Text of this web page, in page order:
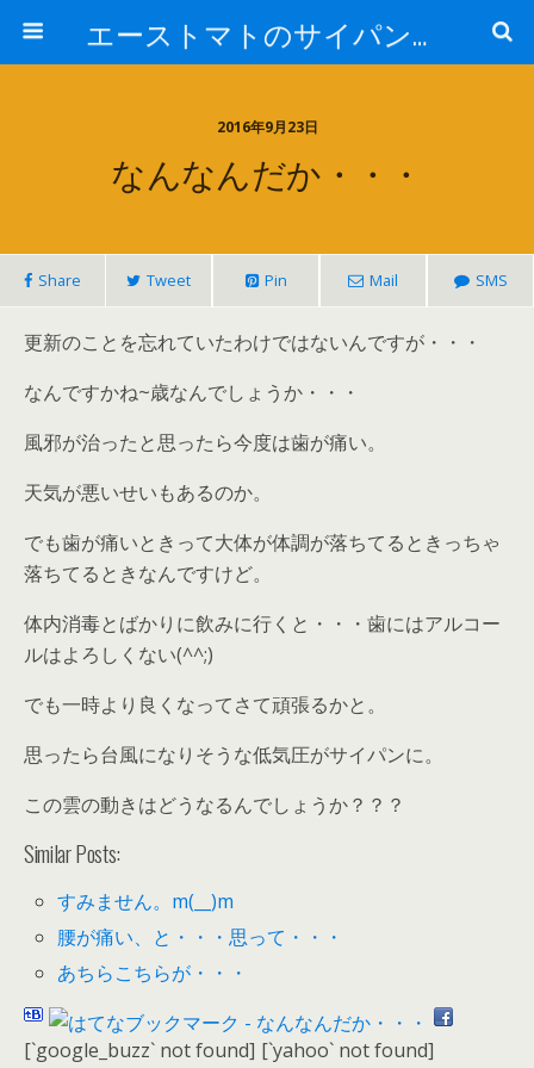
エーストマトのサイパンダイビング日記
2016年9月23日
なんなんだか・・・
Share Tweet Pin Mail SMS
更新のことを忘れていたわけではないんですが・・・
なんですかね~歳なんでしょうか・・・
風邪が治ったと思ったら今度は歯が痛い。
天気が悪いせいもあるのか。
でも歯が痛いときって大体が体調が落ちてるときっちゃ
落ちてるときなんですけど。
体内消毒とばかりに飲みに行くと・・・歯にはアルコー
ルはよろしくない(^^;)
でも一時より良くなってさて頑張るかと。
思ったら台風になりそうな低気圧がサイパンに。
この雲の動きはどうなるんでしょうか？？？
Similar Posts:
すみません。m(__)m
腰が痛い、と・・・思って・・・
あちらこちらが・・・
[`google_buzz` not found] [`yahoo` not found]